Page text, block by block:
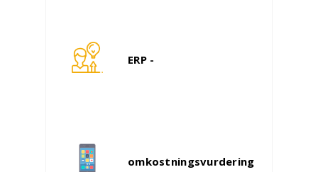
ERP -
omkostningsvurdering